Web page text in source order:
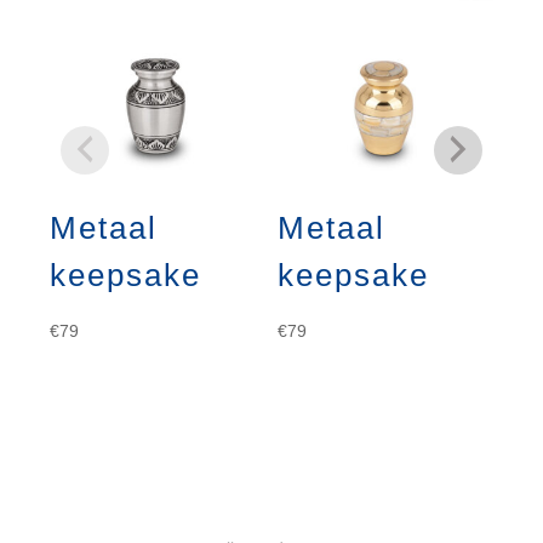
Metaal
keepsake
€79
Metaal
keepsake
€79